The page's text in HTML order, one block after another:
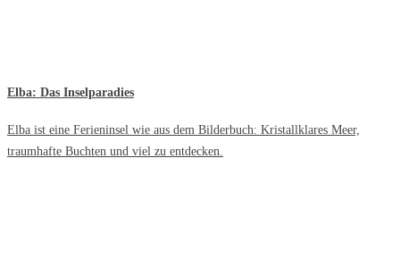
Elba: Das Inselparadies
Elba ist eine Ferieninsel wie aus dem Bilderbuch: Kristallklares Meer,
traumhafte Buchten und viel zu entdecken.